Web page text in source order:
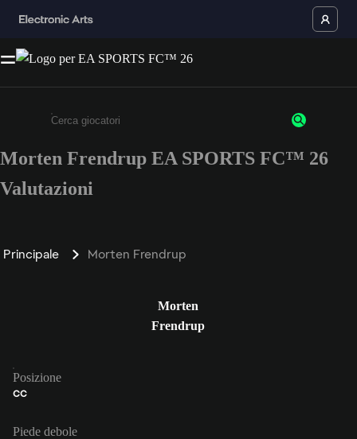
Inserisci un minimo di 3 caratteri o numeri.
Morten Frendrup EA SPORTS FC™ 26
Valutazioni
Principale Morten Frendrup
Morten
Frendrup
Posizione
CC
Piede debole